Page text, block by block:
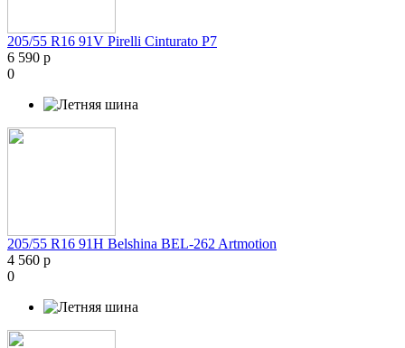
205/55 R16 91V Pirelli Cinturato P7
6 590 р
0
205/55 R16 91H Belshina BEL-262 Artmotion
4 560 р
0